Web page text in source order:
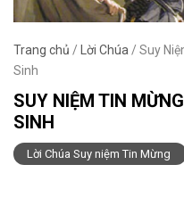
Trang chủ / Lời Chúa / Suy
Sinh
SUY NIỆM TIN
SINH
Lời Chúa Suy niệm Tin Mừng